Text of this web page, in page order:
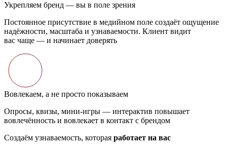
Укрепляем бренд — вы в поле зрения
Постоянное присутствие в медийном поле создаёт ощущение
надёжности, масштаба и узнаваемости. Клиент видит
вас чаще — и начинает доверять
Вовлекаем, а не просто показываем
Опросы, квизы, мини-игры — интерактив повышает
вовлечённость и вовлекает в контакт с брендом
Создаём узнаваемость, которая работает на вас